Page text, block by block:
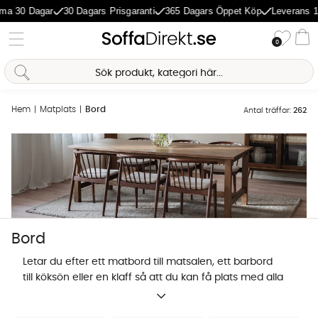
30 Dagars Prisgaranti 365 Dagars Öppet Köp Leverans 1-5
0
Hem Matplats Bord Antal träffar: 262
Bord
Letar du efter ett matbord till matsalen, ett barbord
till köksön eller en klaff så att du kan få plats med alla
gäster men ändå enkelt fälla ihop det efteråt? Här